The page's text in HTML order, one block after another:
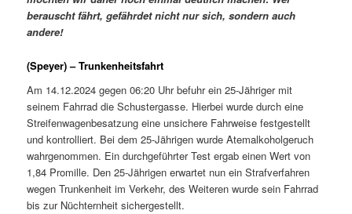
berauscht fährt, gefährdet nicht nur sich, sondern auch
andere!
(Speyer) – Trunkenheitsfahrt
Am 14.12.2024 gegen 06:20 Uhr befuhr ein 25-Jähriger mit
seinem Fahrrad die Schustergasse. Hierbei wurde durch eine
Streifenwagenbesatzung eine unsichere Fahrweise festgestellt
und kontrolliert. Bei dem 25-Jährigen wurde Atemalkoholgeruch
wahrgenommen. Ein durchgeführter Test ergab einen Wert von
1,84 Promille. Den 25-Jährigen erwartet nun ein Strafverfahren
wegen Trunkenheit im Verkehr, des Weiteren wurde sein Fahrrad
bis zur Nüchternheit sichergestellt.